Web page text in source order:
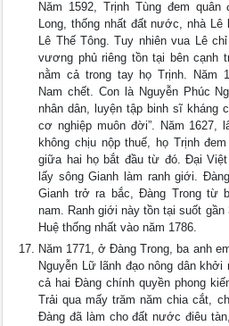
Năm 1592, Trịnh Tùng đem
Long, thống nhất đất nước, nhà
Lê Thế Tông. Tuy nhiên vua Lê
vương phủ riêng tồn tại bên cạnh
nằm cả trong tay họ Trịnh. Năm
Nam chết. Con là Nguyễn Phúc
nhân dân, luyện tập binh sĩ kháng
cơ nghiệp muôn đời”. Năm 1627,
không chịu nộp thuế, họ Trịnh
giữa hai họ bắt đầu từ đó. Đại Việt
lấy sông Gianh làm ranh giới.
Gianh trở ra bắc, Đàng Trong từ
nam. Ranh giới này tồn tại suốt gần
Huệ thống nhất vào năm 1786.
Năm 1771, ở Đàng Trong, ba anh
Nguyễn Lữ lãnh đạo nông dân
cả hai Đàng chính quyền phong
Trải qua mấy trăm năm chia cắt,
Đàng đã làm cho đất nước điêu